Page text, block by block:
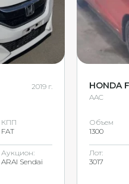
2019 г.
КПП
FAT
Аукцион:
ARAI Sendai
HONDA
AAC
Объем
1300
Лот:
3017